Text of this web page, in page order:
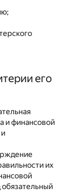
его
и финансовой
их